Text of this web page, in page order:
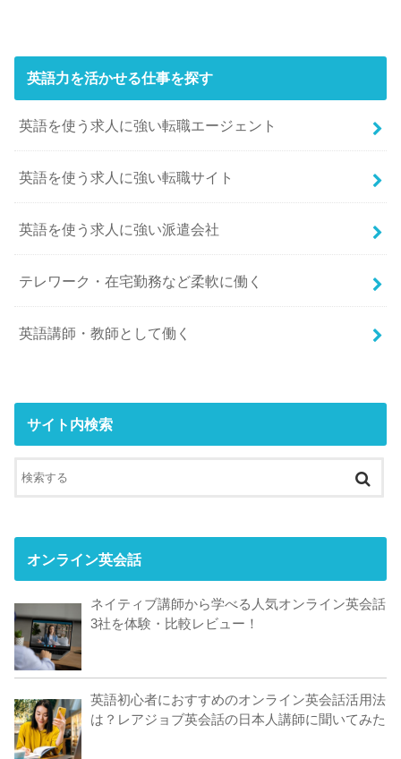
英語力を活かせる仕事を探す
英語を使う求人に強い転職エージェント
英語を使う求人に強い転職サイト
英語を使う求人に強い派遣会社
テレワーク・在宅勤務など柔軟に働く
英語講師・教師として働く
サイト内検索
オンライン英会話
ネイティブ講師から学べる人気オンライン英会話
3社を体験・比較レビュー！
英語初心者におすすめのオンライン英会話活用法
は？レアジョブ英会話の日本人講師に聞いてみた